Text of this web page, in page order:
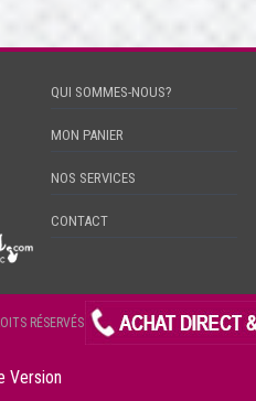
QUI SOMMES-NOUS?
MON PANIER
NOS SERVICES
CONTACT
RÉSERVÉS
Version